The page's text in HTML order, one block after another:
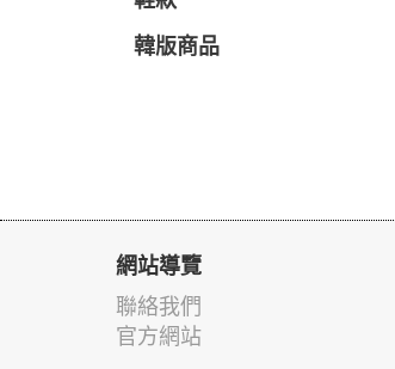
韓版商品
網站導覽
聯絡我們
官方網站